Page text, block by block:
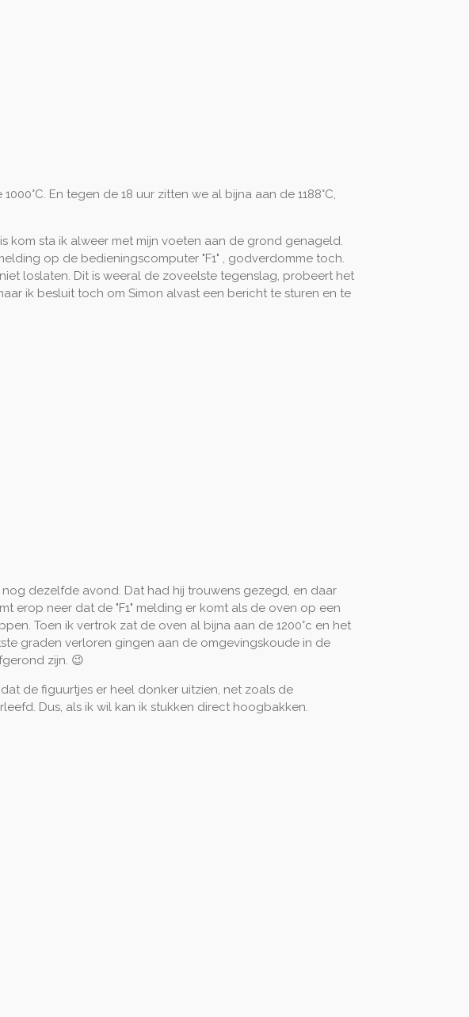
En tegen de 18 uur zitten we al bijna aan de 1188°C,
kom sta ik alweer met mijn voeten aan de grond genageld.
op de bedieningscomputer "F1" , godverdomme toch.
loslaten. Dit is weeral de zoveelste tegenslag, probeert het
ik besluit toch om Simon alvast een bericht te sturen en te
dezelfde avond. Dat had hij trouwens gezegd, en daar
erop neer dat de "F1" melding er komt als de oven op een
Toen ik vertrok zat de oven al bijna aan de 1200°c en het
graden verloren gingen aan de omgevingskoude in de
zijn. 😉
de figuurtjes er heel donker uitzien, net zoals de
Dus, als ik wil kan ik stukken direct hoogbakken.